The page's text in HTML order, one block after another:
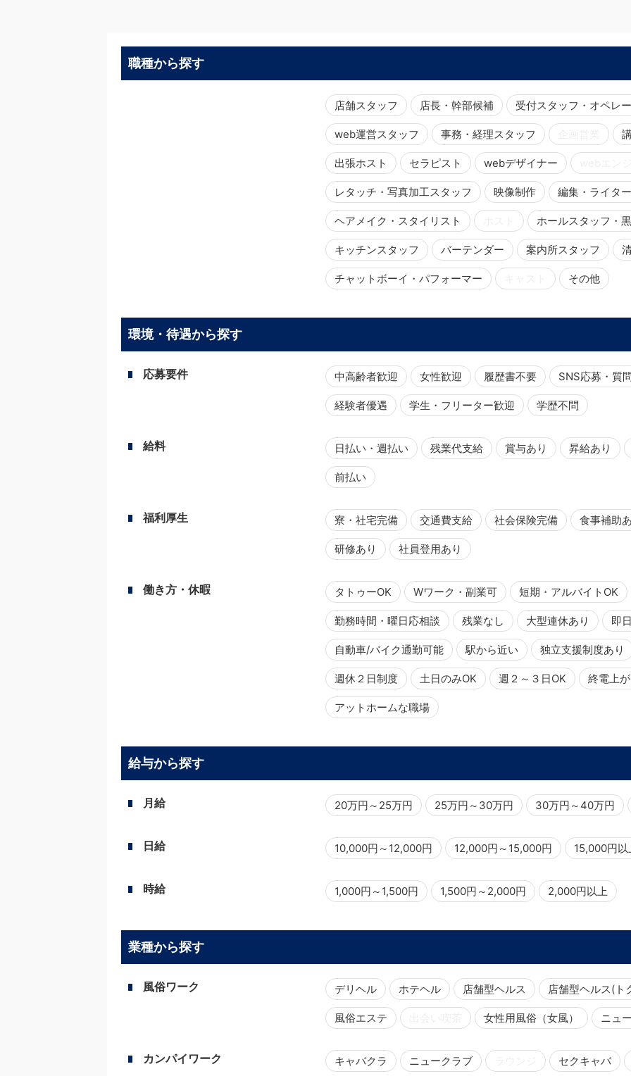
職種から探す
店舗スタッフ 店長・幹部候補 受付スタッフ・オペレ
web運営スタッフ 事務・経理スタッフ
出張ホスト セラピスト webデザイナー
レタッチ・写真加工スタッフ 映像制作 編集・ライター
ヘアメイク・スタイリスト ホールスタッフ・
キッチンスタッフ バーテンダー 案内所スタッフ
チャットボーイ・パフォーマー その他
環境・待遇から探す
応募要件 中高齢者歓迎 女性歓迎 履歴書不要 SNS応募・質
経験者優遇 学生・フリーター歓迎 学歴不問
給料 日払い・週払い 残業代支給 賞与あり 昇給あり
前払い
福利厚生 寮・社宅完備 交通費支給 社会保険完備 食事補助
研修あり 社員登用あり
働き方・休暇 タトゥーOK Wワーク・副業可 短期・アルバイトOK
勤務時間・曜日応相談 残業なし 大型連休あり 即
自動車/バイク通勤可能 駅から近い 独立支援制度あり
週休２日制度 土日のみOK 週２～３日OK 終電上
アットホームな職場
給与から探す
月給 20万円～25万円 25万円～30万円 30万円～40万円
日給 10,000円～12,000円 12,000円～15,000円 15,000円以
時給 1,000円～1,500円 1,500円～2,000円 2,000円以上
業種から探す
風俗ワーク デリヘル ホテヘル 店舗型ヘルス 店舗型ヘルス(ト
風俗エステ 女性用風俗（女風） ニュ
カンパイワーク キャバクラ ニュークラブ セクキャバ